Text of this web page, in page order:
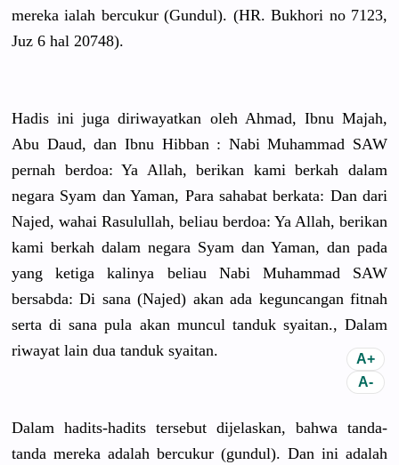
mereka ialah bercukur (Gundul). (HR. Bukhori no 7123,
Juz 6 hal 20748).
Hadis ini juga diriwayatkan oleh Ahmad, Ibnu Majah,
Abu Daud, dan Ibnu Hibban : Nabi Muhammad SAW
pernah berdoa: Ya Allah, berikan kami berkah dalam
negara Syam dan Yaman, Para sahabat berkata: Dan dari
Najed, wahai Rasulullah, beliau berdoa: Ya Allah, berikan
kami berkah dalam negara Syam dan Yaman, dan pada
yang ketiga kalinya beliau Nabi Muhammad SAW
bersabda: Di sana (Najed) akan ada keguncangan fitnah
serta di sana pula akan muncul tanduk syaitan., Dalam
riwayat lain dua tanduk syaitan.
Dalam hadits-hadits tersebut dijelaskan, bahwa tanda-
tanda mereka adalah bercukur (gundul). Dan ini adalah